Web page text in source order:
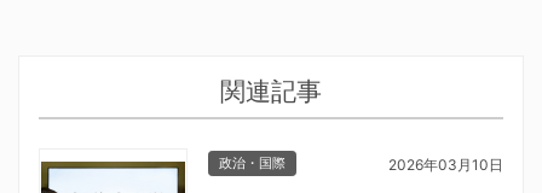
関連記事
政治・国際 2026年03月10日